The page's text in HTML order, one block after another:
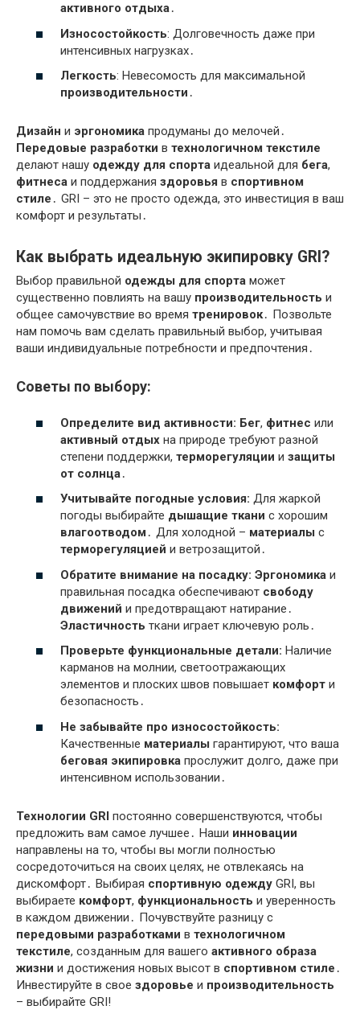
активного отдыха․
Износостойкость: Долговечность даже при
интенсивных нагрузках․
Легкость: Невесомость для максимальной
производительности ․
Дизайн и эргономика продуманы до мелочей․
Передовые разработки в технологичном текстиле
делают нашу одежду для спорта идеальной для бега,
фитнеса и поддержания здоровья в спортивном
стиле ․ GRI – это не просто одежда, это инвестиция в ваш
комфорт и результаты․
Как выбрать идеальную экипировку GRI?
Выбор правильной одежды для спорта может
существенно повлиять на вашу производительность и
общее самочувствие во время тренировок․ Позвольте
нам помочь вам сделать правильный выбор, учитывая
ваши индивидуальные потребности и предпочтения․
Советы по выбору:
Определите вид активности: Бег, фитнес или
активный отдых на природе требуют разной
степени поддержки, терморегуляции и защиты
от солнца․
Учитывайте погодные условия: Для жаркой
погоды выбирайте дышащие ткани с хорошим
влагоотводом ․ Для холодной – материалы с
терморегуляцией и ветрозащитой․
Обратите внимание на посадку: Эргономика и
правильная посадка обеспечивают свободу
движений и предотвращают натирание․
Эластичность ткани играет ключевую роль․
Проверьте функциональные детали: Наличие
карманов на молнии, светоотражающих
элементов и плоских швов повышает комфорт и
безопасность․
Не забывайте про износостойкость:
Качественные материалы гарантируют, что ваша
беговая экипировка прослужит долго, даже при
интенсивном использовании․
Технологии GRI постоянно совершенствуются, чтобы
предложить вам самое лучшее․ Наши инновации
направлены на то, чтобы вы могли полностью
сосредоточиться на своих целях, не отвлекаясь на
дискомфорт․ Выбирая спортивную одежду GRI, вы
выбираете комфорт, функциональность и уверенность
в каждом движении․ Почувствуйте разницу с
передовыми разработками в технологичном
текстиле, созданным для вашего активного образа
жизни и достижения новых высот в спортивном стиле ․
Инвестируйте в свое здоровье и производительность
– выбирайте GRI!